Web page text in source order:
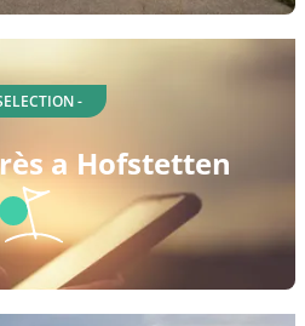
-
a Hofstetten